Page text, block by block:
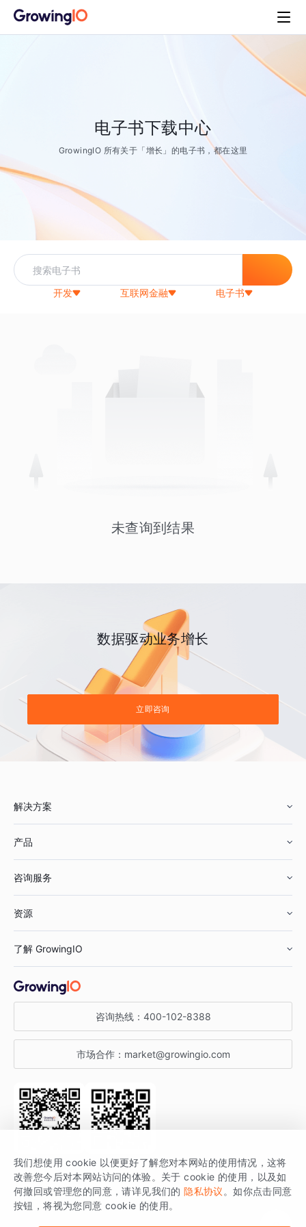
电子书下载中心
GrowingIO 所有关于「增长」的电子书，都在这里
开发 互联网金融 电子书
未查询到结果
数据驱动业务增长
立即咨询
解决方案
鞋服行业
汽车行业
金融行业
产品
智能运营
获客分析
咨询服务
资源
增长公开课
增长博客
开发者文档
SDK 文档
场景指南
了解 GrowingIO
关于 GrowingIO
增长大会
行业活动
咨询热线： 400-102-8388
市场合作： market@growingio.com
关注公众号 获取更多干货
GrowingIO 是专注于数据智能分析与增长的品牌，核心平台为 GrowingIO
分析云。
我们想使用 cookie 以便更好了解您对本网站的使用情况，这将
改善您今后对本网站访问的体验。关于 cookie 的使用，以及如
何撤回或管理您的同意，请详见我们的 隐私协议 。如你点击同意
按钮，将视为您同意 cookie 的使用。